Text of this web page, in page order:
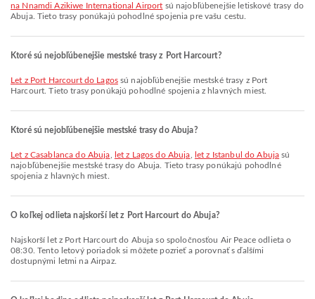
na Nnamdi Azikiwe International Airport sú najobľúbenejšie letiskové trasy do
Abuja. Tieto trasy ponúkajú pohodlné spojenia pre vašu cestu.
Ktoré sú nejobľúbenejšie mestské trasy z Port Harcourt?
let z Port Harcourt do Lagossú najobľúbenejšie mestské trasy z Port
Harcourt. Tieto trasy ponúkajú pohodlné spojenia z hlavných miest.
Ktoré sú nejobľúbenejšie mestské trasy do Abuja?
let z Casablanca do Abuja let z Lagos do Abuja let z Istanbul do Abuja sú
najobľúbenejšie mestské trasy do Abuja. Tieto trasy ponúkajú pohodlné
spojenia z hlavných miest.
O koľkej odlieta najskorší let z Port Harcourt do Abuja?
Najskorší let z Port Harcourt do Abuja so spoločnosťou Air Peace odlieta o
08:30. Tento letový poriadok si môžete pozrieť a porovnať s ďalšími
dostupnými letmi na Airpaz.